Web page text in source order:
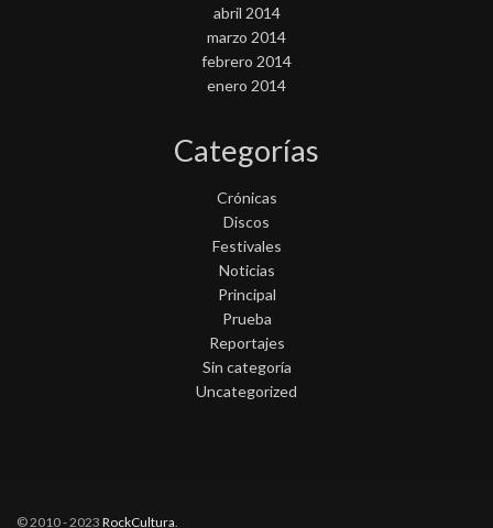
abril 2014
marzo 2014
febrero 2014
enero 2014
Categorías
Crónicas
Discos
Festivales
Noticias
Principal
Prueba
Reportajes
Sin categoría
Uncategorized
© 2010 - 2023 RockCultura.